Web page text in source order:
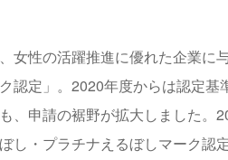
女性の活躍推進に優れた企業に
認定」。2020年度からは認定
、申請の裾野が拡大しました。
し・プラチナえるぼしマーク認